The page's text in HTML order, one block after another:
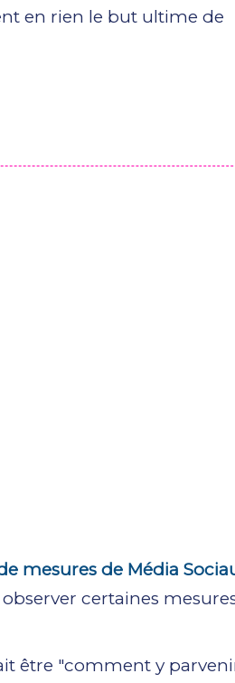
en rien le but ultime de
mesures de Média
certaines
être "comment y